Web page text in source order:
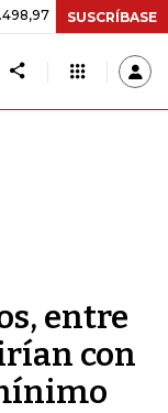
+$ 8.753,81 +2,19%
SUSCRÍBASE
entre
con